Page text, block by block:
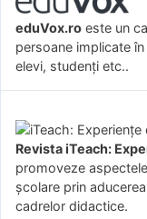
eduVox.ro este un
persoane implicate
elevi, studenți etc..
Revista iTeach:
promoveze
şcolare prin
cadrelor didactice.